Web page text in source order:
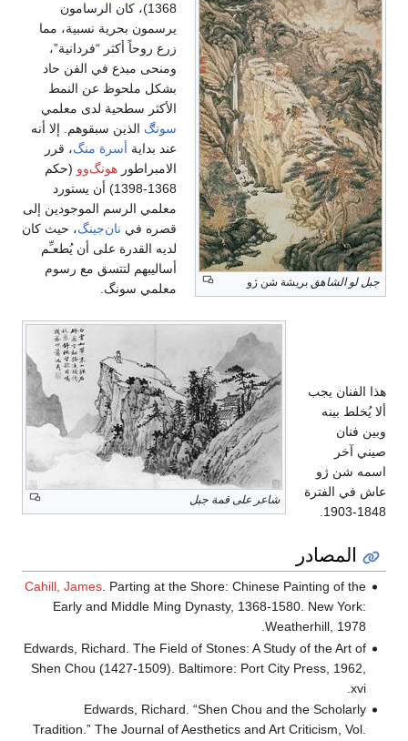
جبل لو الشاهق بريشة شن ژو
شاعر على قمة جبل
1368)، كان الرسامون
يرسمون بحرية نسبية، مما
زرع روحاً أكثر “فردانية”،
ومنحى مبدع في الفن حاد
بشكل ملحوظ عن النمط
الأكثر سطحية لدى معلمي
سونڰ الذين سبقوهم. إلا أنه
عند بداية أسرة منگ، قرر
الامبراطور هونگ‌وو (حكم
1368-1398) أن يستورد
معلمي الرسم الموجودين إلى
قصره في نان‌جينگ، حيث كان
لديه القدرة على أن يُطعـِّم
أساليبهم لتتسق مع رسوم
معلمي سونگ.
أعماله
هذا الفنان يجب
ألا يُخلط بينه
وبين فنان
صيني آخر
اسمه شن ژو
عاش في الفترة
1848-1903.
المصادر
Cahill, James. Parting at the Shore: Chinese Painting of the
Early and Middle Ming Dynasty, 1368-1580. New York:
Weatherhill, 1978.
Edwards, Richard. The Field of Stones: A Study of the Art of
Shen Chou (1427-1509). Baltimore: Port City Press, 1962,
xvi.
Edwards, Richard. “Shen Chou and the Scholarly
Tradition.” The Journal of Aesthetics and Art Criticism, Vol.